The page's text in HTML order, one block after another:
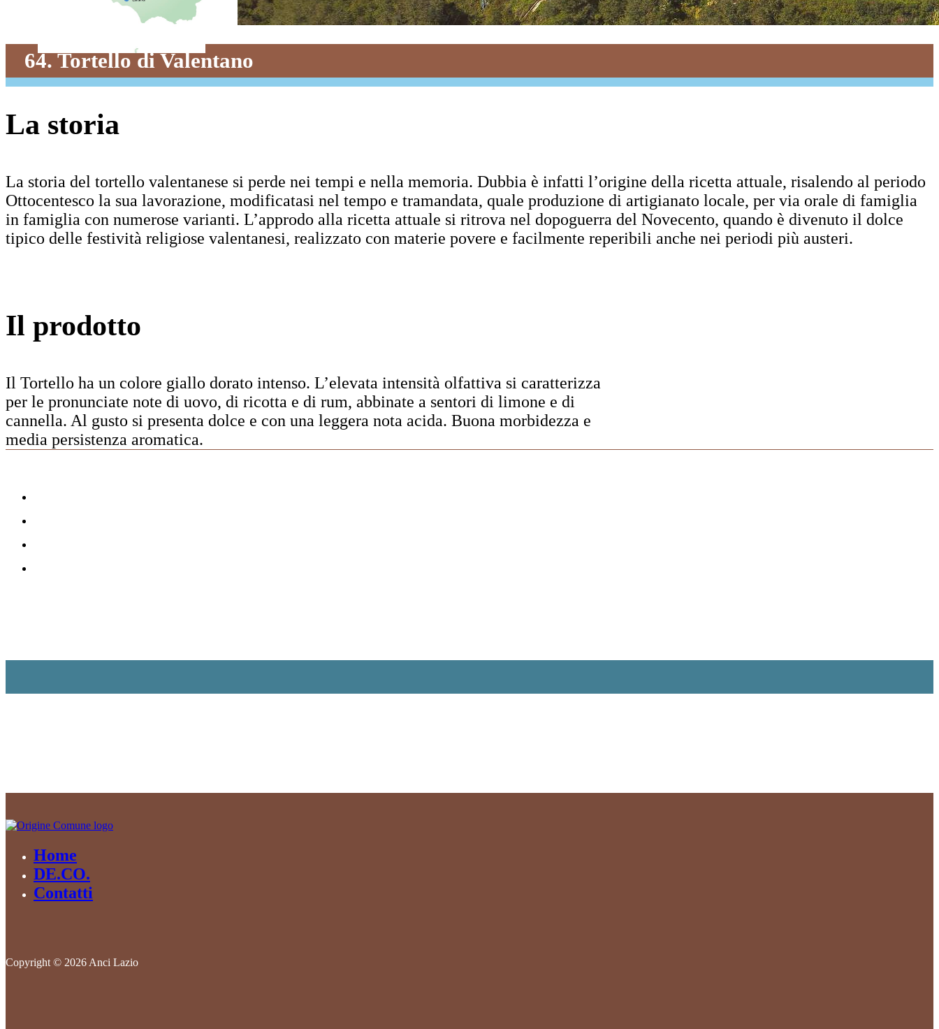
64. Tortello di Valentano
La storia
La storia del tortello valentanese si perde nei tempi e nella memoria. Dubbia è infatti l’origine della ricetta attuale, risalendo al periodo
Ottocentesco la sua lavorazione, modificatasi nel tempo e tramandata, quale produzione di artigianato locale, per via orale di famiglia
in famiglia con numerose varianti. L’approdo alla ricetta attuale si ritrova nel dopoguerra del Novecento, quando è divenuto il dolce
tipico delle festività religiose valentanesi, realizzato con materie povere e facilmente reperibili anche nei periodi più austeri.
Il prodotto
Il Tortello ha un colore giallo dorato intenso. L’elevata intensità olfattiva si caratterizza
per le pronunciate note di uovo, di ricotta e di rum, abbinate a sentori di limone e di
cannella. Al gusto si presenta dolce e con una leggera nota acida. Buona morbidezza e
media persistenza aromatica.
Home
DE.CO.
Contatti
Copyright © 2026 Anci Lazio